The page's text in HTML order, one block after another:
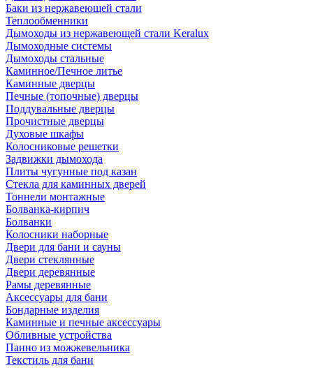
Баки из нержавеющей стали
Теплообменники
Дымоходы из нержавеющей стали Keralux
Дымоходные системы
Дымоходы стальные
Каминное/Печное литье
Каминные дверцы
Печные (топочные) дверцы
Поддувальные дверцы
Прочистные дверцы
Духовые шкафы
Колосниковые решетки
Задвижки дымохода
Плиты чугунные под казан
Стекла для каминных дверей
Тоннели монтажные
Болванка-кирпич
Болванки
Колосники наборные
Двери для бани и сауны
Двери стеклянные
Двери деревянные
Рамы деревянные
Аксессуары для бани
Бондарные изделия
Каминные и печные аксессуары
Обливные устройства
Панно из можжевельника
Текстиль для бани